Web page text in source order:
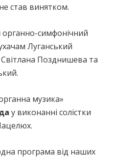
став винятком.
симфонічний
Луганський
Позднишева та
музика»
у виконанні солістки
програма від наших